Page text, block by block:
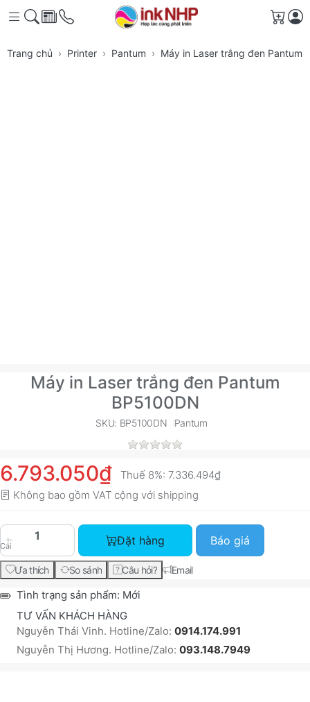
Giỏ
Trang chủ Printer Pantum Máy in Laser trắng đen Pantum
Máy in Laser trắng đen Pantum
BP5100DN
SKU: BP5100DN Pantum
6.793.050₫ Thuế 8%: 7.336.494₫
Không bao gồm VAT cộng với shipping
Cái
Máy in Laser trắng đen Pantum BP5100DN với
Đặt hàng Báo giá
Ưa thích So sánh Câu hỏi? Email
Tình trạng sản phẩm: Mới
TƯ VẤN KHÁCH HÀNG
Nguyễn Thái Vinh. Hotline/Zalo: 0914.174.991
Nguyễn Thị Hương. Hotline/Zalo: 093.148.7949